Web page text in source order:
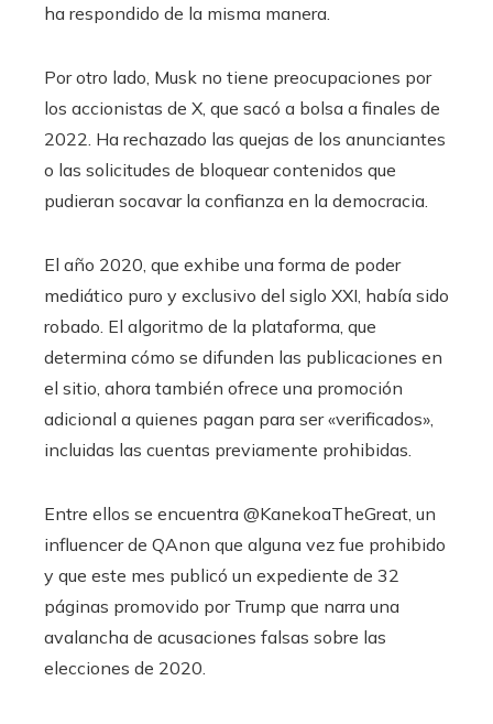
ha respondido de la misma manera.
Por otro lado, Musk no tiene preocupaciones por
los accionistas de X, que sacó a bolsa a finales de
2022. Ha rechazado las quejas de los anunciantes
o las solicitudes de bloquear contenidos que
pudieran socavar la confianza en la democracia.
El año 2020, que exhibe una forma de poder
mediático puro y exclusivo del siglo XXI, había sido
robado. El algoritmo de la plataforma, que
determina cómo se difunden las publicaciones en
el sitio, ahora también ofrece una promoción
adicional a quienes pagan para ser «verificados»,
incluidas las cuentas previamente prohibidas.
Entre ellos se encuentra @KanekoaTheGreat, un
influencer de QAnon que alguna vez fue prohibido
y que este mes publicó un expediente de 32
páginas promovido por Trump que narra una
avalancha de acusaciones falsas sobre las
elecciones de 2020.